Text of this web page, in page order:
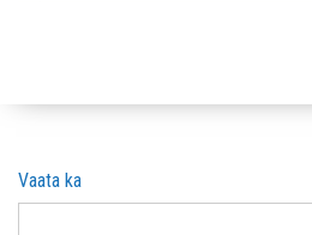
Vaata ka